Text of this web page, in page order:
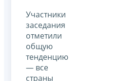
Участники
заседания
отметили
общую
тенденцию
— все
страны